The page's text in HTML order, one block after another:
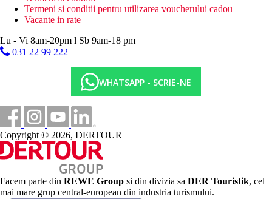
Activitati sportive contra cost
masaj
scufundari (in afara locatiei)
inchiriere de biciclete
mic dejun tip bufet
restaurant - ce serveste preparate locale si internationale
Categoria oficiala
5 stele
Site web
https://bodrium.com.tr/
Galerie foto
Termeni si conditii pentru utilizarea voucherului cadou
Vacante in rate
Lu - Vi 8am-20pm l Sb 9am-18 pm
031 22 99 222
WHATSAPP - SCRIE-NE
Copyright © 2026, DERTOUR
Facem parte din REWE Group si din divizia sa DER Touristik, cel
mai mare grup central-european din industria turismului.